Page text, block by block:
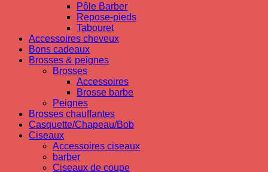
Pôle Barber
Repose-pieds
Tabouret
Accessoires cheveux
Bons cadeaux
Brosses & peignes
Brosses
Accessoires
Brosse barbe
Peignes
Brosses chauffantes
Casquette/Chapeau/Bob
Ciseaux
Accessoires ciseaux
barber
Ciseaux de coupe